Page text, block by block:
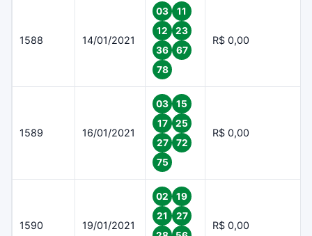
1588 14/01/2021
03
11
12
23
36
67
78
R$ 0,00
1589 16/01/2021
03
15
17
25
27
72
75
R$ 0,00
1590 19/01/2021
02
19
21
27
R$ 0,00